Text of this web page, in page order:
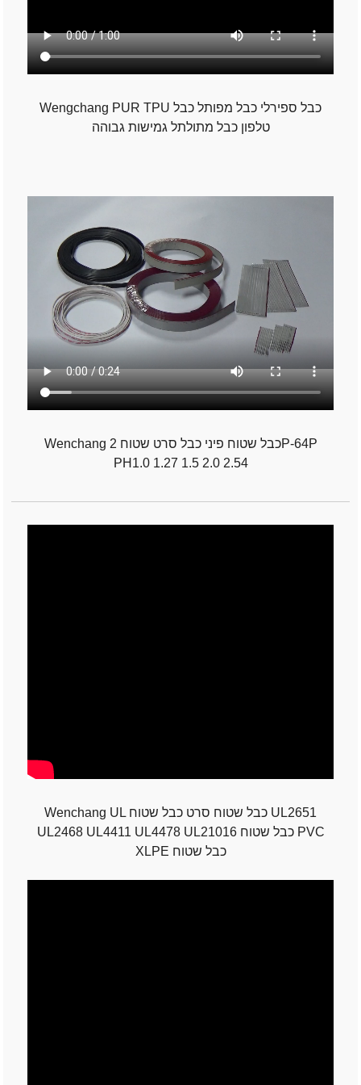
Wengchang PUR TPU כבל ספירלי כבל מפותל כבל
טלפון כבל מתולתל גמישות גבוהה
Wenchang כבל שטוח פיני כבל סרט שטוח 2P-64P
PH1.0 1.27 1.5 2.0 2.54
Wenchang UL כבל שטוח סרט כבל שטוח UL2651
UL2468 UL4411 UL4478 UL21016 כבל שטוח PVC
XLPE כבל שטוח